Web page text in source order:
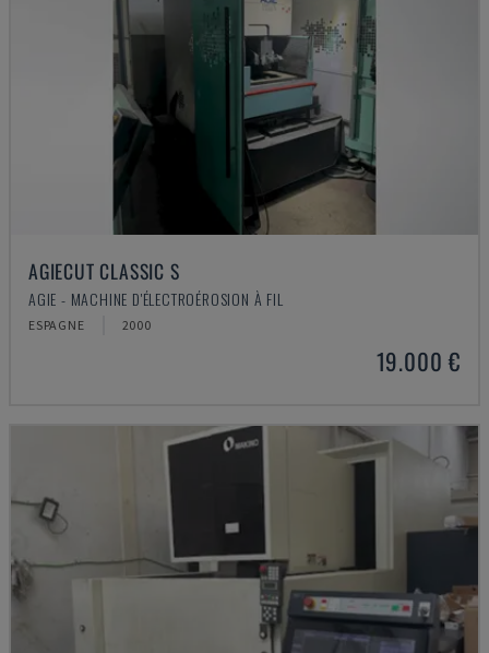
AGIECUT CLASSIC S
AGIE - MACHINE D'ÉLECTROÉROSION À FIL
ESPAGNE 2000
19.000 €